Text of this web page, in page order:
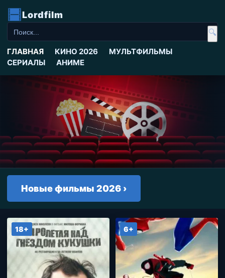
Lordfilm
ГЛАВНАЯ КИНО 2026
МУЛЬТФИЛЬМЫ
СЕРИАЛЫ
АНИМЕ
🔍
Новые фильмы 2026 ›
18+ 6+